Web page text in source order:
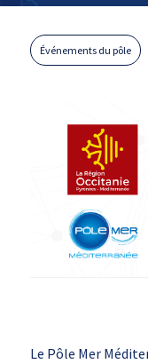
Événements du pôle
Le Pôle Mer